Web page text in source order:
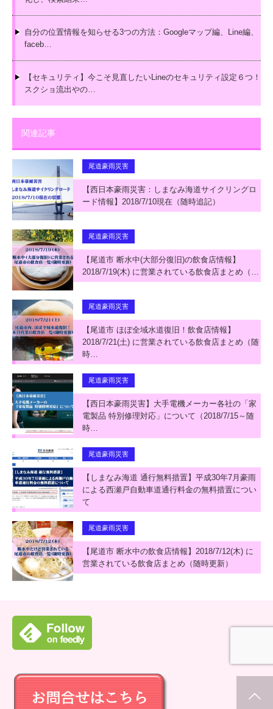
自分の位置情報を知らせる3つの方法：Googleマップ編、Line編、
faceb…
【セキュリティ】今こそ見直したいLineのセキュリティ設定６つ！
スクショ流出やの…
関連記事
尾道豪雨災害
【西日本豪雨災害：しまなみ海道サイクリングロ
ード情報】2018/7/10現在（随時追記）
尾道豪雨災害
【尾道市 断水中(大部分復旧)の飲食店情報】
2018/7/19(木) に営業されている飲食店まとめ（…
尾道豪雨災害
【尾道市 ほぼ全域水道復旧！飲食店情報】
2018/7/21(土) に営業されている飲食店まとめ（随
時…
尾道豪雨災害
【西日本豪雨災害】大手電機メーカー各社の「家
電製品 特別修理対応」について（2018/7/15～随
時…
尾道豪雨災害
【しまなみ海道 通行無料措置】平成30年7月豪雨
による西瀬戸自動車道通行料金の無料措置につい
て
尾道豪雨災害
【尾道市 断水中の飲食店情報】2018/7/12(木) に
営業されている飲食店まとめ（随時更新）
ホーム 新着情報 お問合せ